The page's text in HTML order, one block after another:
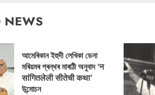
NEWS
আমেৰিকান ইহুদী লেখিকা ডেনা
মৰিয়মৰ গ্ৰন্থৰ মাৰাঠী অনুবাদ ‘न
सांगितलेली सीतेची कथा’
উন্মোচন